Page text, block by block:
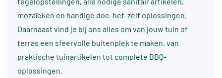
mozaïeken en handige doe-het-zelf oplossingen.
Daarnaast vind je bij ons alles om van jouw tuin of
terras een sfeervolle buitenplek te maken, van
praktische tuinartikelen tot complete BBQ-
oplossingen.